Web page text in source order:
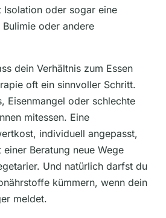
Isolation oder sogar eine
oder andere
dein Verhältnis zum Essen
oft ein sinnvoller Schritt.
Eisenmangel oder schlechte
mitessen. Eine
individuell angepasst,
Beratung neue Wege
Und natürlich darfst du
kümmern, wenn dein
meldet.